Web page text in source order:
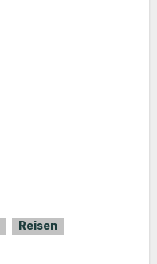
Reisen